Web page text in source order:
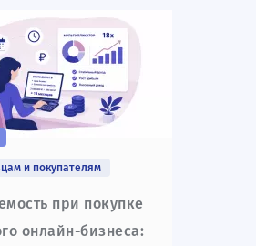
и покупателям
при покупке
онлайн-бизнеса: